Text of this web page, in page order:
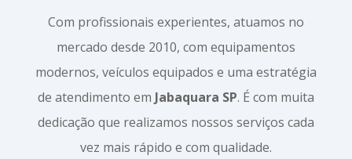
Com profissionais experientes, atuamos no
mercado desde 2010, com equipamentos
modernos, veículos equipados e uma estratégia
de atendimento em Jabaquara SP. É com muita
dedicação que realizamos nossos serviços cada
vez mais rápido e com qualidade.